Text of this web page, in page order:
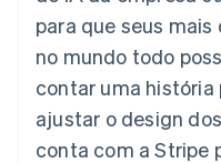
Radar
Prevenção de fraudes
Atlas
Incorporação de
Climate
Remoção de carbono
Mídia e
Setor
Varejo
Blog de
Status
para que seus
no mundo todo
contar uma história
ajustar o design
conta com a Stripe